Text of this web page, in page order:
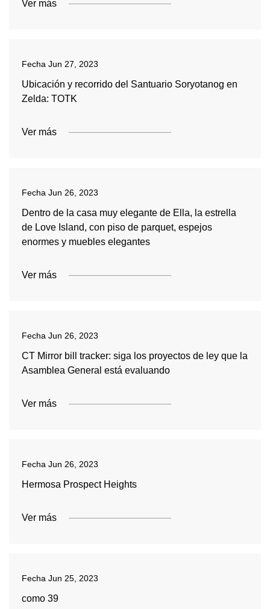
Ver más
Fecha Jun 27, 2023
Ubicación y recorrido del Santuario Soryotanog en
Zelda: TOTK
Ver más
Fecha Jun 26, 2023
Dentro de la casa muy elegante de Ella, la estrella
de Love Island, con piso de parquet, espejos
enormes y muebles elegantes
Ver más
Fecha Jun 26, 2023
CT Mirror bill tracker: siga los proyectos de ley que la
Asamblea General está evaluando
Ver más
Fecha Jun 26, 2023
Hermosa Prospect Heights
Ver más
Fecha Jun 25, 2023
como 39